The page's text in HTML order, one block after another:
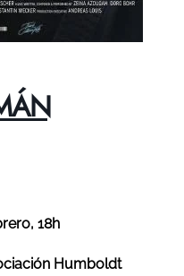
18h
Humboldt